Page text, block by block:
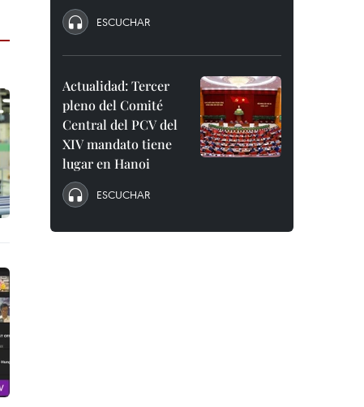
ESCUCHAR
Actualidad: Tercer
pleno del Comité
Central del PCV del
XIV mandato tiene
lugar en Hanoi
ESCUCHAR